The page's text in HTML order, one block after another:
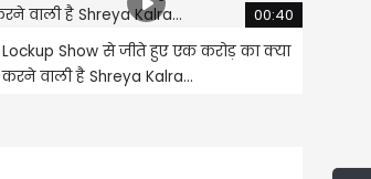
00:40
Lockup Show से जीते हुए एक करोड़ का क्या
करने वाली है Shreya Kalra...